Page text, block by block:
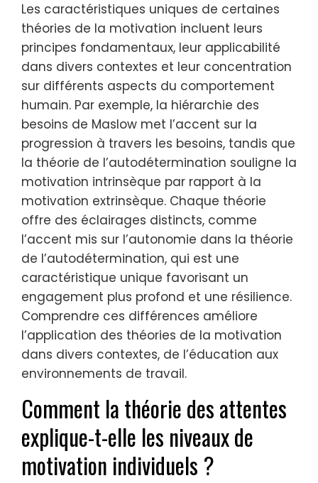
Les caractéristiques uniques de certaines
théories de la motivation incluent leurs
principes fondamentaux, leur applicabilité
dans divers contextes et leur concentration
sur différents aspects du comportement
humain. Par exemple, la hiérarchie des
besoins de Maslow met l’accent sur la
progression à travers les besoins, tandis que
la théorie de l’autodétermination souligne la
motivation intrinsèque par rapport à la
motivation extrinsèque. Chaque théorie
offre des éclairages distincts, comme
l’accent mis sur l’autonomie dans la théorie
de l’autodétermination, qui est une
caractéristique unique favorisant un
engagement plus profond et une résilience.
Comprendre ces différences améliore
l’application des théories de la motivation
dans divers contextes, de l’éducation aux
environnements de travail.
Comment la théorie des attentes
explique-t-elle les niveaux de
motivation individuels ?